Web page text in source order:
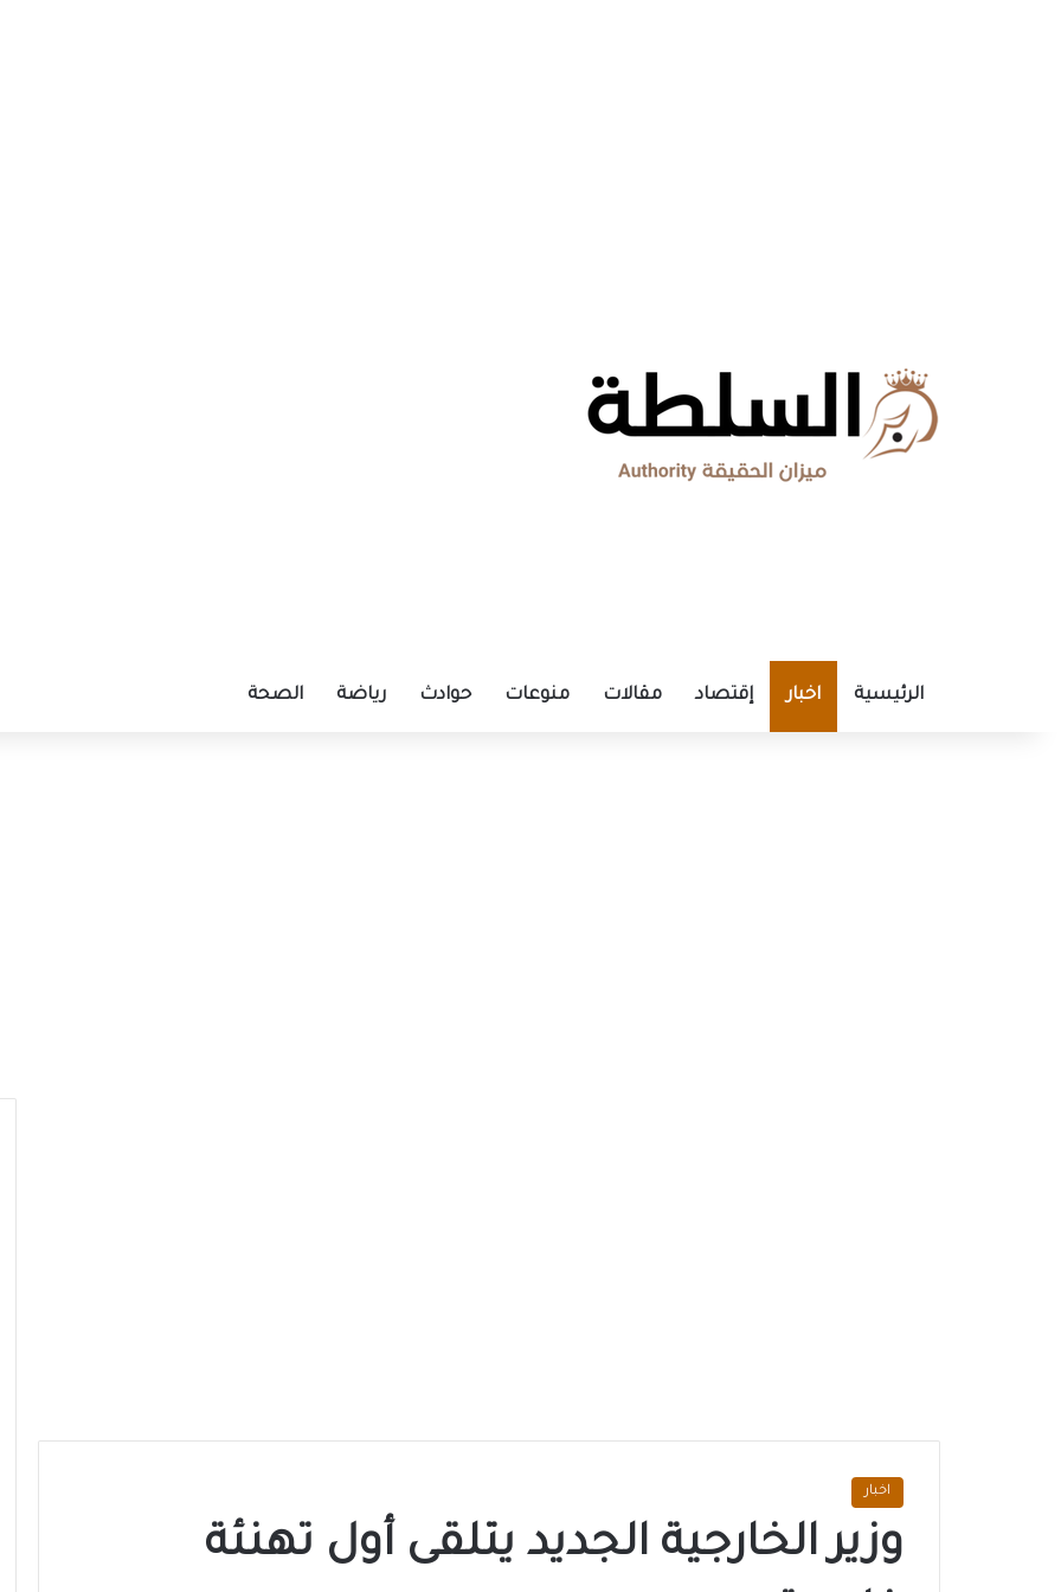
الرئيسية اخبار إقتصاد مقالات منوعات حوادث رياضة الصحة
اخبار
وزير الخارجية الجديد يتلقى أول تهنئة